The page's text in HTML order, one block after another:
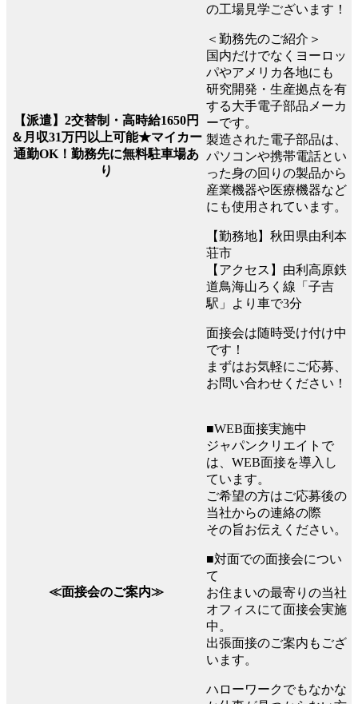
【派遣】2交替制・高時給1650円
＆月収31万円以上可能★マイカー
通勤OK！勤務先に無料駐車場あ
り
の工場見学ございます！
＜勤務先のご紹介＞
国内だけでなくヨーロッ
パやアメリカ各地にも
研究開発・生産拠点を有
する大手電子部品メーカ
ーです。
製造された電子部品は、
パソコンや携帯電話とい
った身の回りの製品から
産業機器や医療機器など
にも使用されています。
【勤務地】秋田県由利本
荘市
【アクセス】由利高原鉄
道鳥海山ろく線「子吉
駅」より車で3分
面接会は随時受け付け中
です！
まずはお気軽にご応募、
お問い合わせください！
≪面接会のご案内≫
■WEB面接実施中
ジャパンクリエイトで
は、WEB面接を導入し
ています。
ご希望の方はご応募後の
当社からの連絡の際
その旨お伝えください。
■対面での面接会につい
て
お住まいの最寄りの当社
オフィスにて面接会実施
中。
出張面接のご案内もござ
います。
ハローワークでもなかな